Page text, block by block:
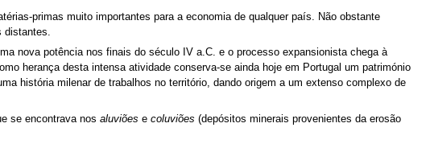
primas muito importantes para a economia de qualquer país. Não obstante
nova potência nos finais do século IV a.C. e o processo expansionista chega à
herança desta intensa atividade conserva-se ainda hoje em Portugal um património
história milenar de trabalhos no território, dando origem a um extenso complexo de
se encontrava nos aluviões e coluviões (depósitos minerais provenientes da erosão